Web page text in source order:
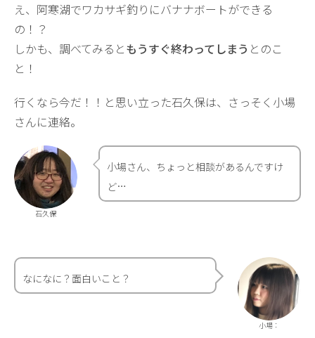
え、阿寒湖でワカサギ釣りにバナナボートができる
の！？
しかも、調べてみるともうすぐ終わってしまう とのこ
と！
行くなら今だ！！と思い立った石久保は、さっそく小場
さんに連絡。
石久保
小場さん、ちょっと相談があるんですけ
ど…
小場：
なになに？面白いこと？